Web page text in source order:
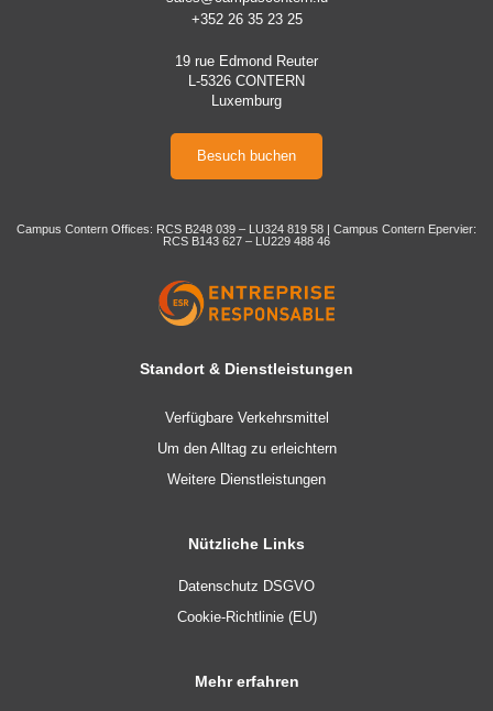
+352 26 35 23 25
19 rue Edmond Reuter
L-5326 CONTERN
Luxemburg
Besuch buchen
Campus Contern Offices: RCS B248 039 – LU324 819 58 | Campus Contern Epervier:
RCS B143 627 – LU229 488 46
Standort & Dienstleistungen
Verfügbare Verkehrsmittel
Um den Alltag zu erleichtern
Weitere Dienstleistungen
Nützliche Links
Datenschutz DSGVO
Cookie-Richtlinie (EU)
Mehr erfahren